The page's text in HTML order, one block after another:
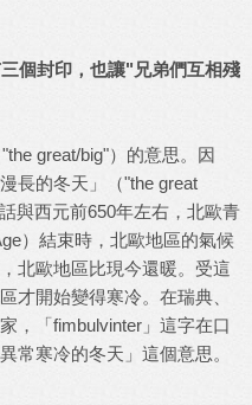
個封印，也讓"兄弟們互相殘
great/big"）的意思。因
長的冬天」（"the great
與西元前650年左右，北歐青
）結束時，北歐地區的氣候
北歐地區比現今還暖。受這
才開始變得寒冷。在瑞典、
，「fimbulvinter」這字在口
常寒冷的冬天」這個意思。